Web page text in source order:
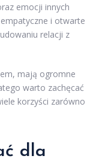
emocji innych
i otwarte
relacji z
mają ogromne
warto zachęcać
korzyści zarówno
dla